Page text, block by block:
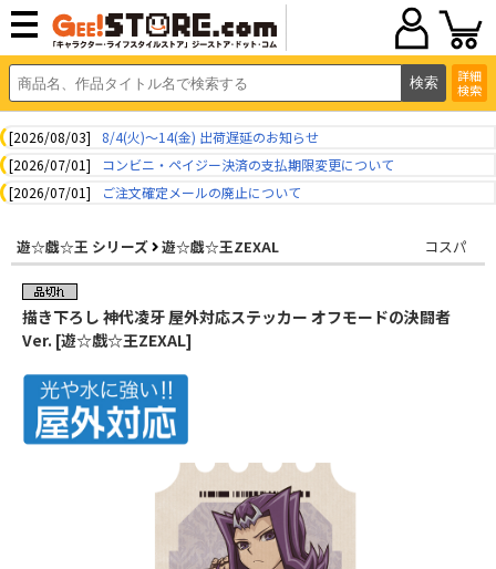
詳細
検索
[2026/08/03]
8/4(火)～14(金) 出荷遅延のお知らせ
[2026/07/01]
コンビニ・ペイジー決済の支払期限変更について
[2026/07/01]
ご注文確定メールの廃止について
遊☆戯☆王 シリーズ 遊☆戯☆王ZEXAL コスパ
描き下ろし 神代凌牙 屋外対応ステッカー オフモードの決闘者
Ver. [遊☆戯☆王ZEXAL]